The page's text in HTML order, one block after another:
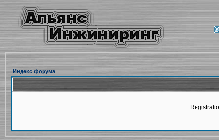
Индекс форума